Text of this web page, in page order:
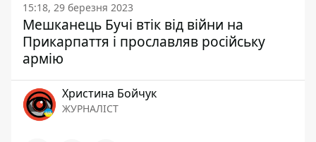
15:18, 29 березня 2023
Мешканець Бучі втік від війни на
Прикарпаття і прославляв російську
армію
Христина Бойчук
ЖУРНАЛІСТ